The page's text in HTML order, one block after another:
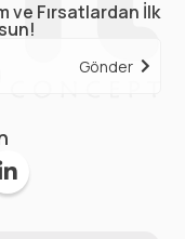
ve Fırsatlardan İlk
Gönder